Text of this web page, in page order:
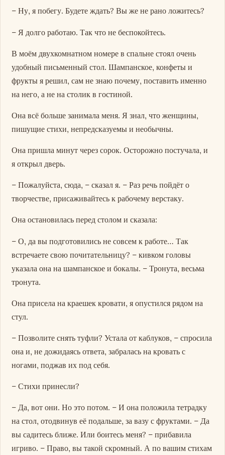
– Ну, я побегу. Будете ждать? Вы же не рано ложитесь?
– Я долго работаю. Так что не беспокойтесь.
В моём двухкомнатном номере в спальне стоял очень
удобный письменный стол. Шампанское, конфеты и
фрукты я решил, сам не знаю почему, поставить именно
на него, а не на столик в гостиной.
Она всё больше занимала меня. Я знал, что женщины,
пишущие стихи, непредсказуемы и необычны.
Она пришла минут через сорок. Осторожно постучала, и
я открыл дверь.
– Пожалуйста, сюда, – сказал я. – Раз речь пойдёт о
творчестве, присаживайтесь к рабочему верстаку.
Она остановилась перед столом и сказала:
– О, да вы подготовились не совсем к работе… Так
встречаете свою почитательницу? – кивком головы
указала она на шампанское и бокалы. – Тронута, весьма
тронута.
Она присела на краешек кровати, я опустился рядом на
стул.
– Позволите снять туфли? Устала от каблуков, – спросила
она и, не дожидаясь ответа, забралась на кровать с
ногами, поджав их под себя.
– Стихи принесли?
– Да, вот они. Но это потом. – И она положила тетрадку
на стол, отодвинув её подальше, за вазу с фруктами. – Да
вы садитесь ближе. Или боитесь меня? – прибавила
игриво. – Право, вы такой скромный. А по вашим стихам